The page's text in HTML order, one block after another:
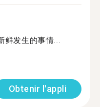
发生的事情...
Obtenir l'appli